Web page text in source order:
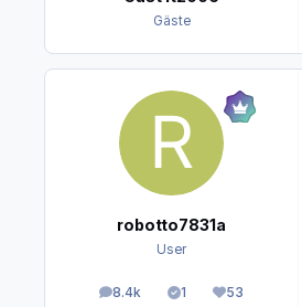
Gäste
robotto7831a
User
8.4k
Beiträge 1
Lösungen
53
Reputation